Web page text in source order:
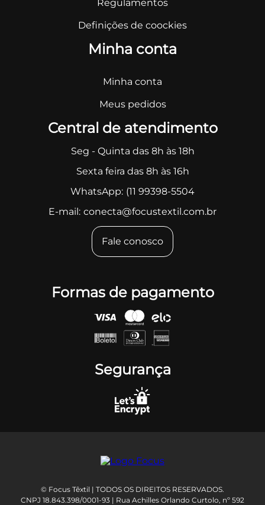
Regulamentos
Definições de coockies
Minha conta
Minha conta
Meus pedidos
Central de atendimento
Seg - Quinta das 8h às 18h
Sexta feira das 8h às 16h
WhatsApp: (11 99398-5504
E-mail: conecta@focustextil.com.br
Fale conosco
Formas de pagamento
Segurança
© Focus Têxtil | TODOS OS DIREITOS RESERVADOS.
CNPJ 18.843.398/0001-93 | Rua Achilles Orlando Curtolo, nº 592